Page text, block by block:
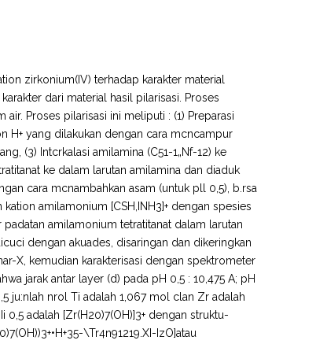
zirkonium(IV) terhadap karakter material
dari material hasil pilarisasi. Proses
Proses pilarisasi ini meliputi : (1) Preparasi
H+ yang dilakukan dengan cara mcncampur
(3) Intcrkalasi amilamina (C51-1„Nf-12) ke
ke dalam larutan amilamina dan diaduk
cara mcnambahkan asam (untuk pll 0,5), b.rsa
amilamonium [CSH,INH3]+ dengan spesies
amilamonium tetratitanat dalam larutan
dengan akuades, disaringan dan dikeringkan
X, kemudian karakterisasi dengan spektrometer
jarak antar layer (d) pada pH 0,5 : 10,475 A; pH
ju:nlah nrol Ti adalah 1,067 mol clan Zr adalah
adalah [Zr(H20)7(OH)]3+ dengan struktu-
\Tr4n91219.XI-IzO]atau